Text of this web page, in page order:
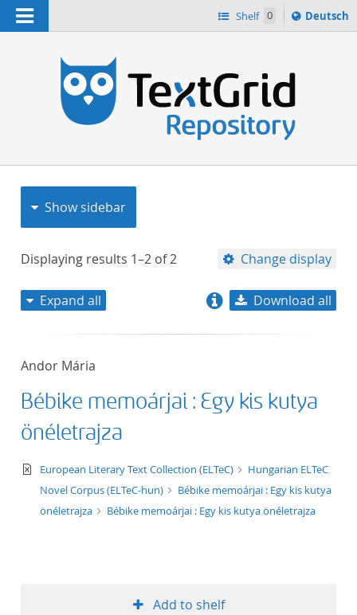
Navigation Shelf 0
Sprache
ï¿½ndern
Deutsch
Show sidebar
Displaying results 1–2 of2 Change display
title descending
format
Expand all Download all
Andor Mária
Bébike memoárjai : Egy kis kutya
önéletrajza
text/xml
European Literary Text Collection (ELTeC)
Hungarian ELTeC
Novel Corpus (ELTeC-hun)
Bébike memoárjai : Egy kis kutya
önéletrajza
Bébike memoárjai : Egy kis kutya önéletrajza
Add to shelf